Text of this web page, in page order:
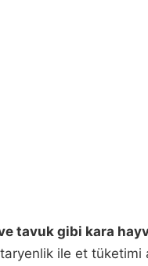
ve tavuk gibi kara
ile et tüketimi